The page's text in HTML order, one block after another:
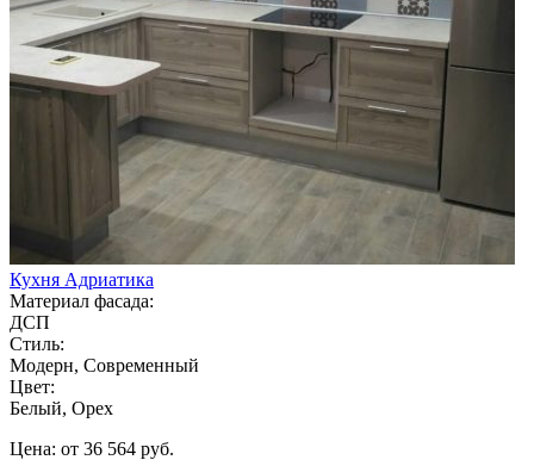
Кухня Адриатика
Материал фасада:
ДСП
Стиль:
Модерн, Современный
Цвет:
Белый, Орех
Цена: от 36 564 руб.